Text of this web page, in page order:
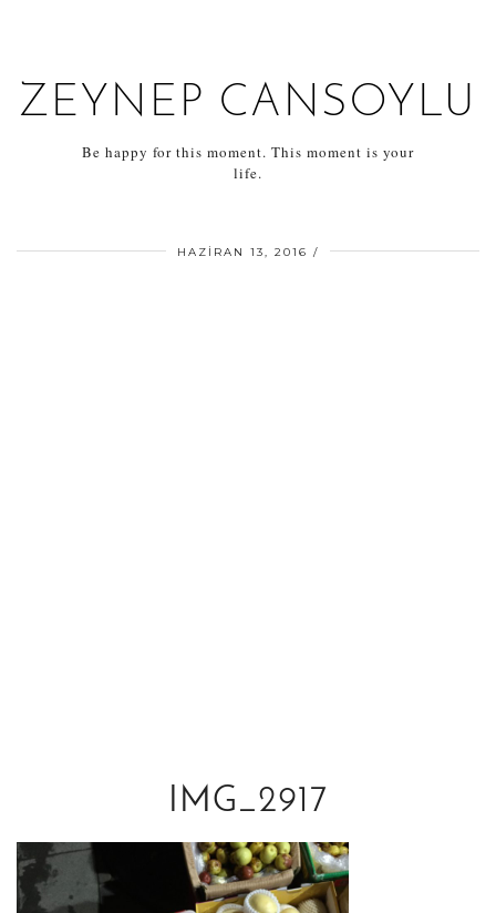
ZEYNEP CANSOYLU
Be happy for this moment. This moment is your
life.
HAZIRAN 13, 2016
IMG_2917